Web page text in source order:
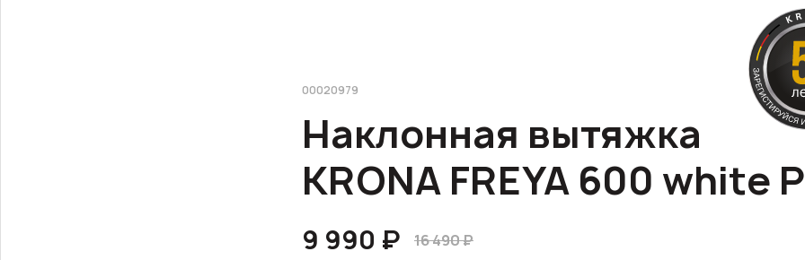
00020979
Наклонная вытяжка
KRONA FREYA 600 white
16 490 ₽
9 990 ₽